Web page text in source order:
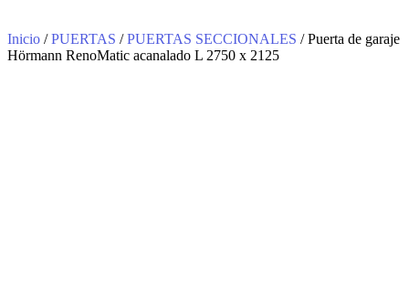
Inicio /PUERTAS /PUERTAS SECCIONALES / Puerta de garaje
Hörmann RenoMatic acanalado L 2750 x 2125